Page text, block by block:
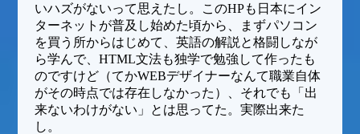
いハズがないって思えたし。このHPも日本にイン
ターネットが普及し始めた頃から、まずパソコン
を買う所からはじめて、英語の解説と格闘しなが
ら学んで、HTML文法も独学で勉強して作ったも
のですけど（てかWEBデザイナーなんて職業自体
がその時点では存在しなかった）、それでも「出
来ないわけがない」とは思ってた。実際出来た
し。